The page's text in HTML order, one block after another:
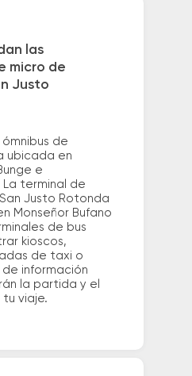
las
micro de
Justo
ómnibus de
ubicada en
e
La terminal de
Justo Rotonda
Monseñor Bufano
de bus
kioscos,
de taxi o
de información
la partida y el
viaje.